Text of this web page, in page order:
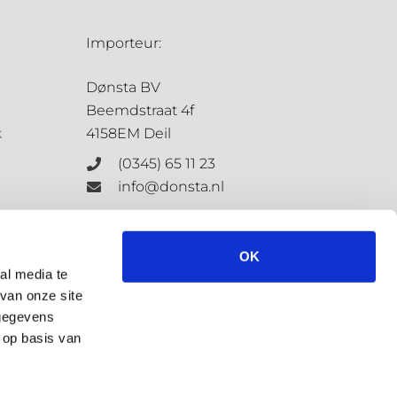
media te
onze site
basis van
OK
Importeur:
Dønsta BV
Beemdstraat 4f
4158EM Deil
(0345) 65 11 23
info@donsta.nl
Contactformulier